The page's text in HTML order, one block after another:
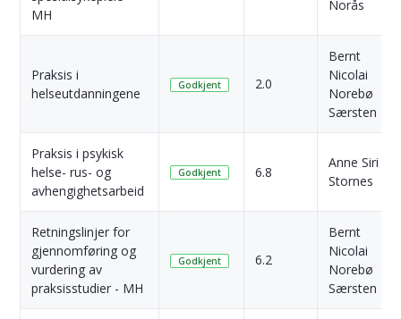
MH
Norås
Praksis i
helseutdanningene
Godkjent 2.0
Bernt
Nicolai
Norebø
Særsten
Praksis i psykisk
helse- rus- og
avhengighetsarbeid
Godkjent 6.8
Anne Siri
Stornes
Retningslinjer for
gjennomføring og
vurdering av
praksisstudier - MH
Godkjent 6.2
Bernt
Nicolai
Norebø
Særsten